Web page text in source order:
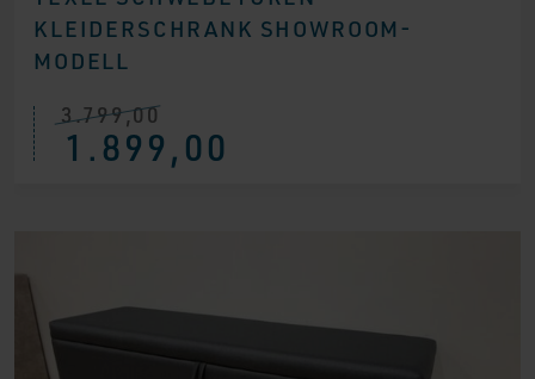
KLEIDERSCHRANK SHOWROOM-
MODELL
3.799,00
Ursprünglicher
Preis
war:1.899,00
Aktueller
Preis
ist: